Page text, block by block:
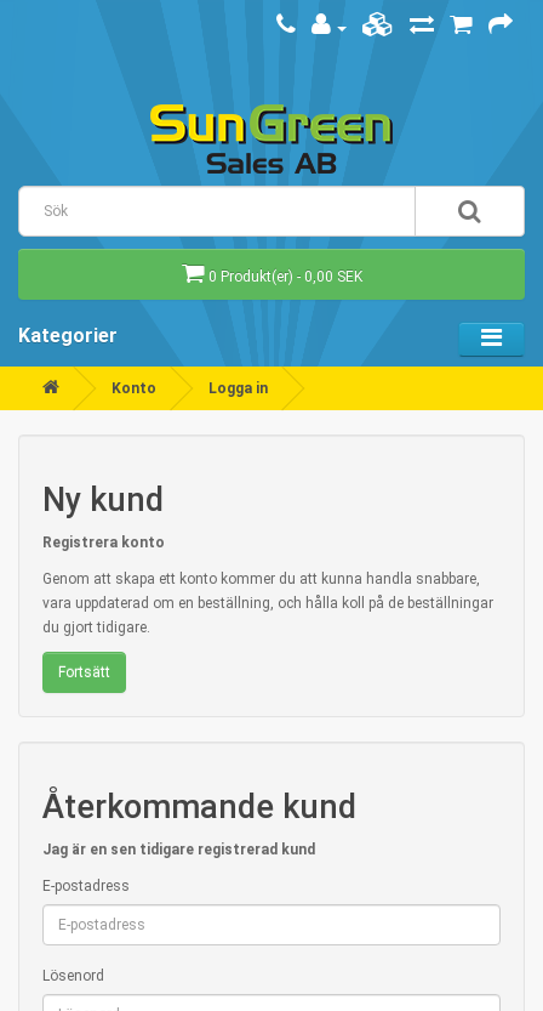
0 Produkt(er) - 0,00 SEK
Kategorier
Konto Logga in
Ny kund
Registrera konto
Genom att skapa ett konto kommer du att kunna handla snabbare,
vara uppdaterad om en beställning, och hålla koll på de beställningar
du gjort tidigare.
Fortsätt
Återkommande kund
Jag är en sen tidigare registrerad kund
E-postadress
Lösenord